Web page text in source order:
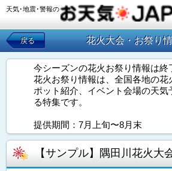
天気･地震･警報の
戻る 花火大会・お祭り
今シーズンの花火お祭り情報は終
花火お祭り情報は、全国各地の花
ポット紹介、イベント会場の天気
る特集です。
提供期間：7月上旬〜8月末
【サンプル】隅田川花火大